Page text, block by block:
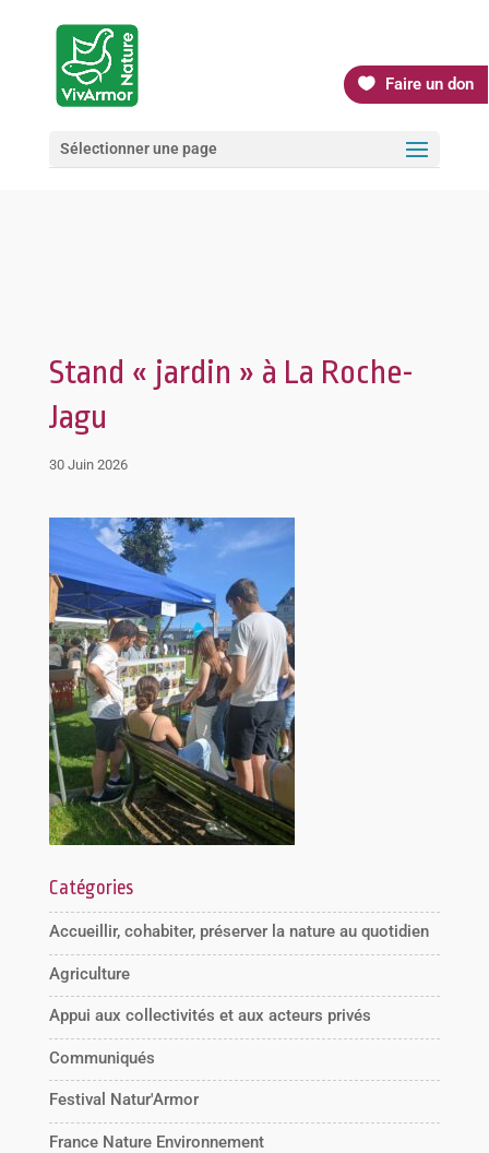
Faire un don
Sélectionner une page
Stand « jardin » à La Roche-
Jagu
30 Juin 2026
Catégories
Accueillir, cohabiter, préserver la nature au quotidien
Agriculture
Appui aux collectivités et aux acteurs privés
Communiqués
Festival Natur'Armor
France Nature Environnement